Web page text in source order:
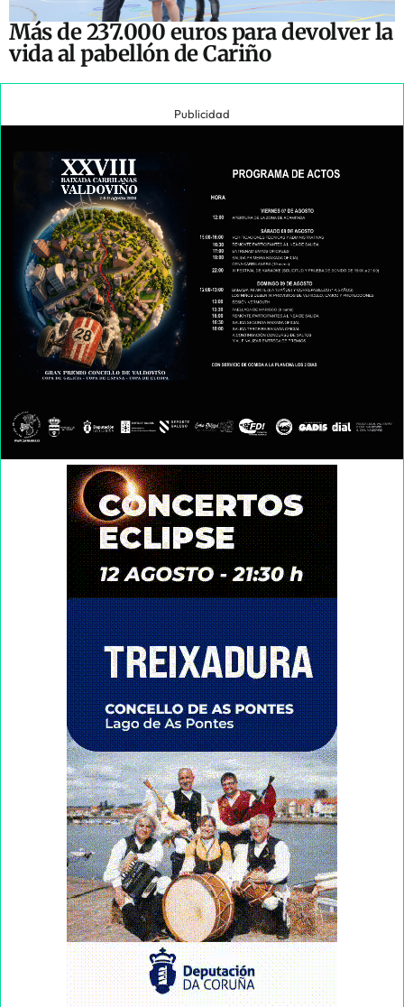
Más de 237.000 euros para devolver la
vida al pabellón de Cariño
Publicidad